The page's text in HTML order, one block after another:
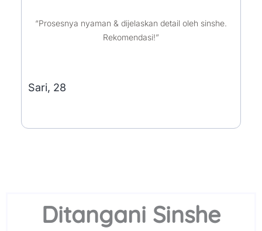
“Prosesnya nyaman & dijelaskan detail oleh sinshe.
Rekomendasi!”
Sari, 28
Ditangani Sinshe